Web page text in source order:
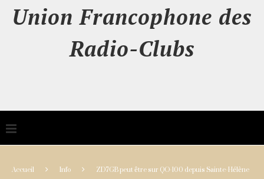
Union Francophone des
Radio-Clubs
Accueil Info ZD7GB peut être sur QO-100 depuis Sainte-Hélène